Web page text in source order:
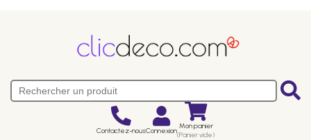
Contactez-nousConnexion Mon panier
(Panier vide)